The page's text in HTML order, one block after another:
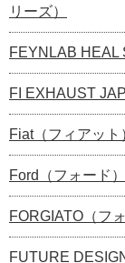
リーズ）
FEYNLAB HEAL
FI EXHAUST
Fiat（フィアット
Ford（フォード）
FORGIATO（フ
FUTURE